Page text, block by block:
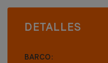
DETALLES
BARCO: